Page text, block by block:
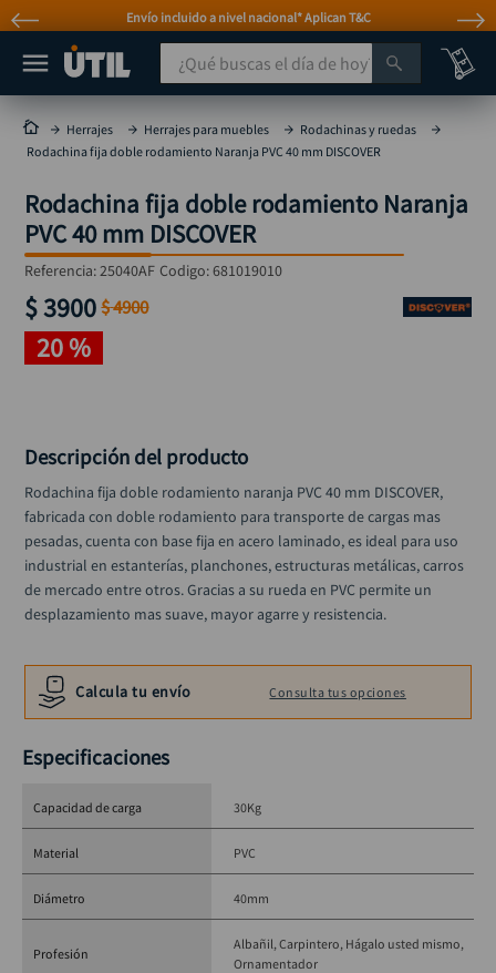
Envío incluido a nivel nacional* Aplican T&C
¿Qué buscas el día de hoy?
Herrajes Herrajes para muebles
Rodachinas y ruedas
Rodachina fija doble rodamiento Naranja PVC 40 mm DISCOVER
Rodachina fija doble rodamiento Naranja
PVC 40 mm DISCOVER
Referencia:25040AF Codigo:681019010
$3900 $4900
20 %
Descripción del producto
Rodachina fija doble rodamiento naranja PVC 40 mm DISCOVER,
fabricada con doble rodamiento para transporte de cargas mas
pesadas, cuenta con base fija en acero laminado, es ideal para uso
industrial en estanterías, planchones, estructuras metálicas, carros
de mercado entre otros. Gracias a su rueda en PVC permite un
desplazamiento mas suave, mayor agarre y resistencia.
Calcula tu envío Consulta tus opciones
Especificaciones
Capacidad de carga 30Kg
Material PVC
Diámetro 40mm
Profesión
Albañil Carpintero Hágalo usted mismo
Ornamentador
MÁS BUSCADOS
taladro
taladros pulidoras
compresor
llave
sierra circular
ruteadora
rueda
alicate